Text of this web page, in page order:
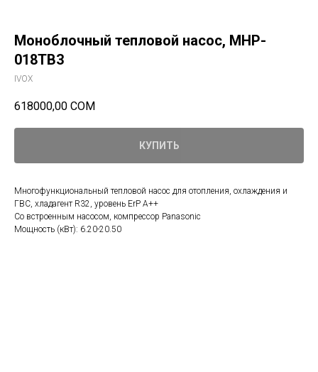
Моноблочный тепловой насос, MHP-
018TB3
IVOX
618000,00 СОМ
КУПИТЬ
Многофункциональный тепловой насос для отопления, охлаждения и
ГВС, хладагент R32, уровень ErP A++
Со встроенным насосом, компрессор Panasonic
Мощность (кВт): 6.20-20.50